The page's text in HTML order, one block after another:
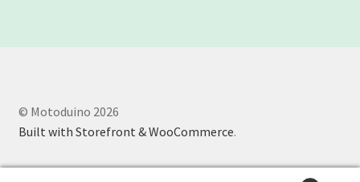
© Motoduino 2026
Built with Storefront & WooCommerce.